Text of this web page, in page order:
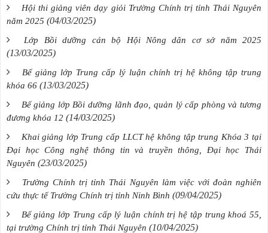
Hội thi giảng viên dạy giỏi Trường Chính trị tỉnh Thái Nguyên
năm 2025 (04/03/2025)
Lớp Bồi dưỡng cán bộ Hội Nông dân cơ sở năm 2025
(13/03/2025)
Bế giảng lớp Trung cấp lý luận chính trị hệ không tập trung
khóa 66 (13/03/2025)
Bế giảng lớp Bồi dưỡng lãnh đạo, quản lý cấp phòng và tương
đương khóa 12 (14/03/2025)
Khai giảng lớp Trung cấp LLCT hệ không tập trung Khóa 3 tại
Đại học Công nghệ thông tin và truyền thông, Đại học Thái
Nguyên (23/03/2025)
Trường Chính trị tỉnh Thái Nguyên làm việc với đoàn nghiên
cứu thực tế Trường Chính trị tỉnh Ninh Bình (09/04/2025)
Bế giảng lớp Trung cấp lý luận chính trị hệ tập trung khoá 55,
tại trường Chính trị tỉnh Thái Nguyên (10/04/2025)